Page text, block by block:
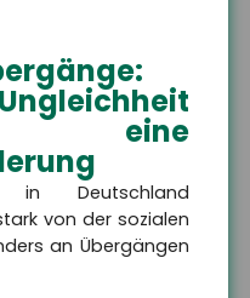
eine
in Deutschland
von der sozialen
an Übergängen